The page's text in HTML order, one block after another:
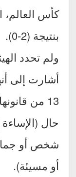
كأس العالم،
بنتيجة (2-0).
ولم تحدد
أشارت إلى
13 من
حال
شخص أو
أو مسيئة).